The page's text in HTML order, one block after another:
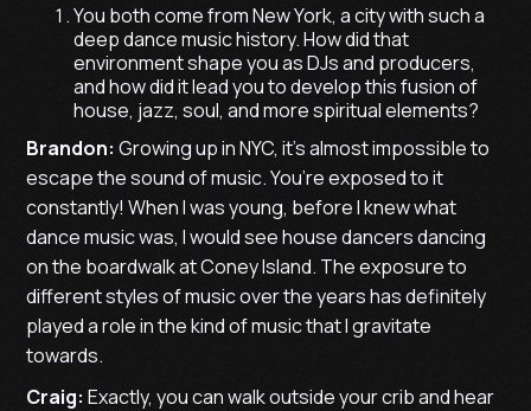
You both come from New York, a city with such a
deep dance music history. How did that
environment shape you as DJs and producers,
and how did it lead you to develop this fusion of
house, jazz, soul, and more spiritual elements?
Brandon:Growing up in NYC, it’s almost impossible to
escape the sound of music. You’re exposed to it
constantly! When I was young, before I knew what
dance music was, I would see house dancers dancing
on the boardwalk at Coney Island. The exposure to
different styles of music over the years has definitely
played a role in the kind of music that I gravitate
towards.
Craig:Exactly, you can walk outside your crib and hear